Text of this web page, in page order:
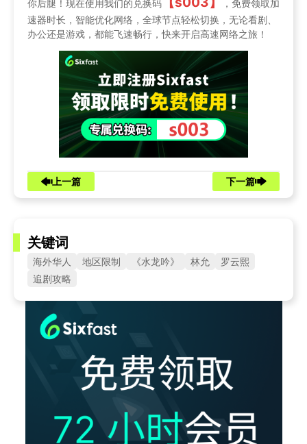
你后腿！现在使用我们的兑换码
，免费领取加
速器时长，智能优化网络，全球节点轻松切换，无论看剧、
办公还是游戏，都能飞速畅行，快来开启高速网络之旅！
上一篇 下一篇
关键词
海外华人 地区限制 《水龙吟》 林允
罗云熙
追剧攻略